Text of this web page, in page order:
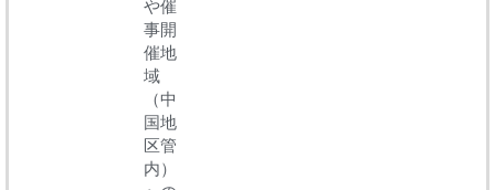
や催
事開
催地
域
（中
国地
区管
内）